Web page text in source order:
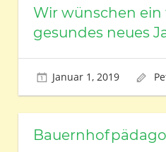
Wir wünschen
gesundes neues
Januar 1, 2019